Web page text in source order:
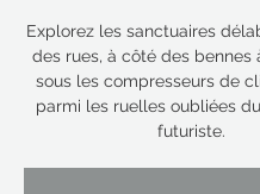
Explorez les sanctuaires
des rues, à côté des bennes
sous les compresseurs de
parmi les ruelles oubliées
futuriste.